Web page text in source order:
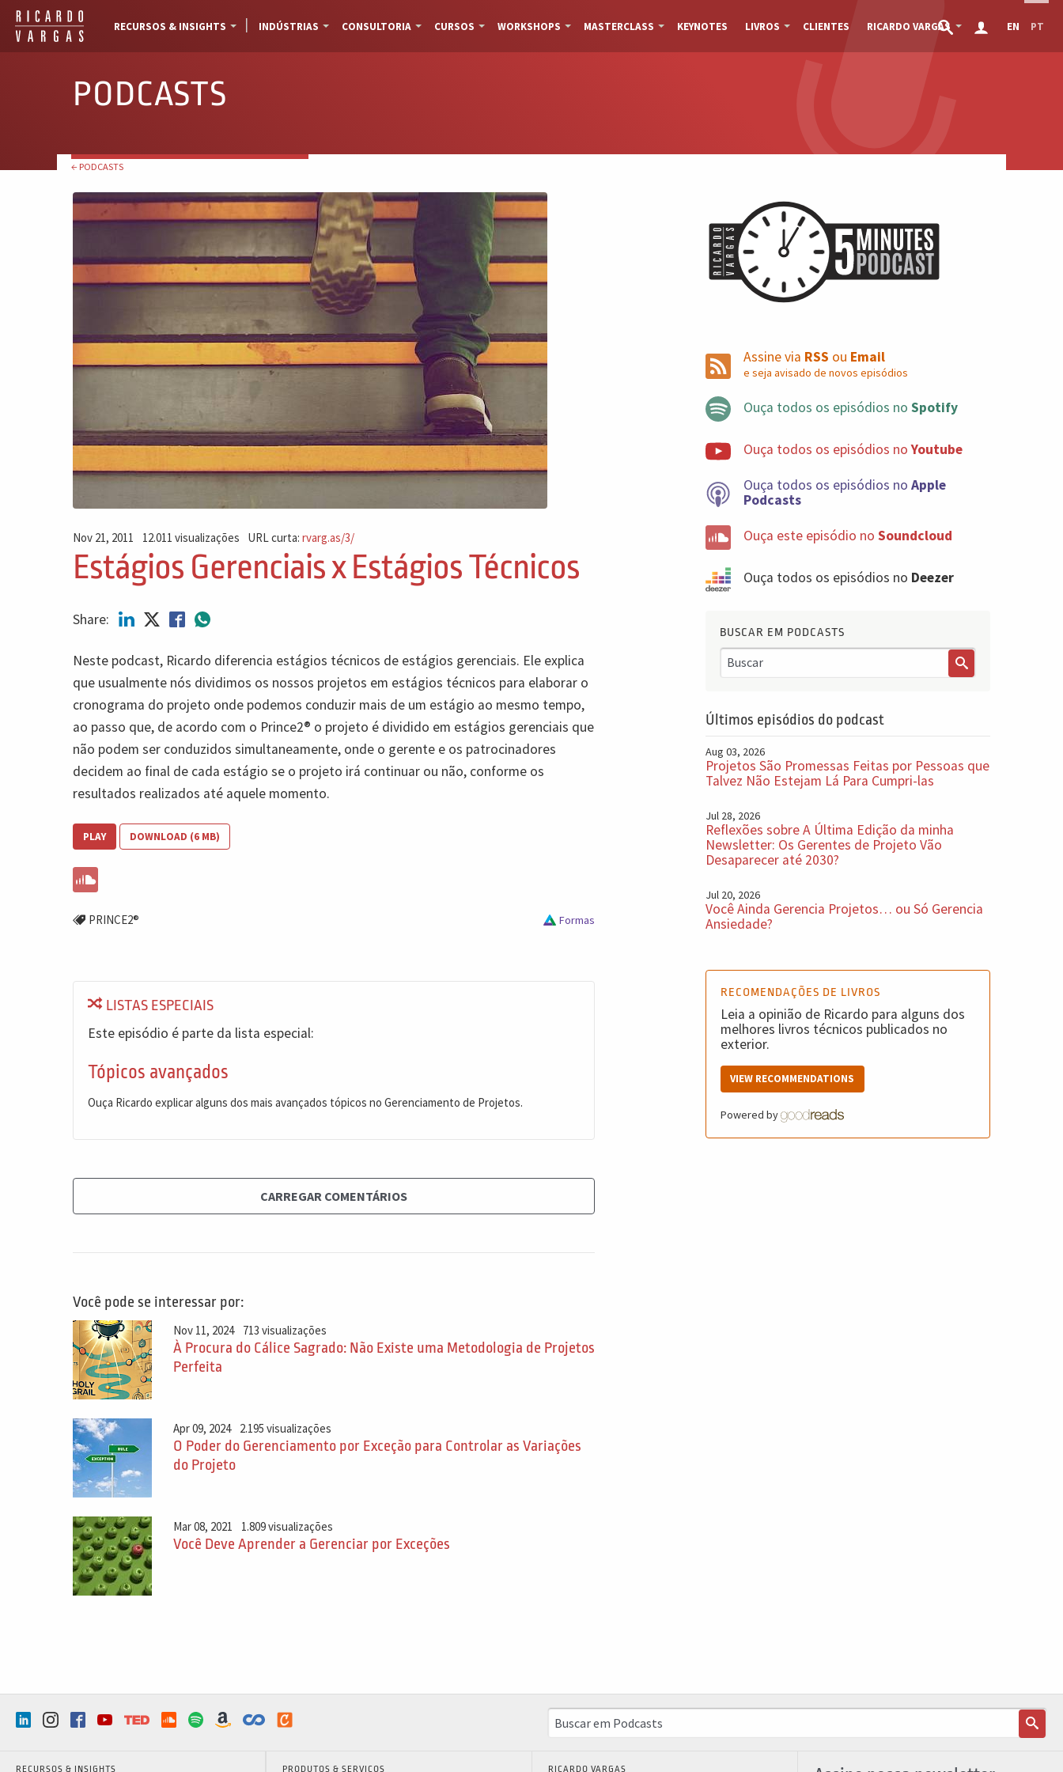
RECURSOS & INSIGHTS INDÚSTRIAS CONSULTORIA CURSOS WORKSHOPS MASTERCLASS KEYNOTES LIVROS CLIENTES RICARDO VARGAS EN PT
PODCASTS
← PODCASTS
Nov 21, 2011 12.011 visualizações URL curta:rvarg.as/3/
Estágios Gerenciais x Estágios Técnicos
Share:
Neste podcast, Ricardo diferencia estágios técnicos de estágios gerenciais. Ele explica
que usualmente nós dividimos os nossos projetos em estágios técnicos para elaborar o
cronograma do projeto onde podemos conduzir mais de um estágio ao mesmo tempo,
ao passo que, de acordo com o Prince2® o projeto é dividido em estágios gerenciais que
não podem ser conduzidos simultaneamente, onde o gerente e os patrocinadores
decidem ao final de cada estágio se o projeto irá continuar ou não, conforme os
resultados realizados até aquele momento.
PLAY DOWNLOAD (6 MB)
PRINCE2® Formas
LISTAS ESPECIAIS
Este episódio é parte da lista especial:
Tópicos avançados
Ouça Ricardo explicar alguns dos mais avançados tópicos no Gerenciamento de Projetos.
CARREGAR COMENTÁRIOS
Você pode se interessar por:
Nov 11, 2024 713 visualizações
À Procura do Cálice Sagrado: Não Existe uma Metodologia de Projetos
Perfeita
Apr 09, 2024 2.195 visualizações
O Poder do Gerenciamento por Exceção para Controlar as Variações
do Projeto
Mar 08, 2021 1.809 visualizações
Você Deve Aprender a Gerenciar por Exceções
Assine via RSS ou Email
e seja avisado de novos episódios
Ouça todos os episódios no Spotify
Ouça todos os episódios noYoutube
Ouça todos os episódios no Apple
Podcasts
Ouça este episódio no Soundcloud
Ouça todos os episódios no Deezer
BUSCAR EM PODCASTS
Últimos episódios do podcast
Aug 03, 2026
Projetos São Promessas Feitas por Pessoas que
Talvez Não Estejam Lá Para Cumpri-las
Jul 28, 2026
Reflexões sobre A Última Edição da minha
Newsletter: Os Gerentes de Projeto Vão
Desaparecer até 2030?
Jul 20, 2026
Você Ainda Gerencia Projetos… ou Só Gerencia
Ansiedade?
RECOMENDAÇÕES DE LIVROS
Leia a opinião de Ricardo para alguns dos
melhores livros técnicos publicados no
exterior.
VIEW RECOMMENDATIONS
Powered by
RECURSOS & INSIGHTS PRODUTOS & SERVIÇOS RICARDO VARGAS